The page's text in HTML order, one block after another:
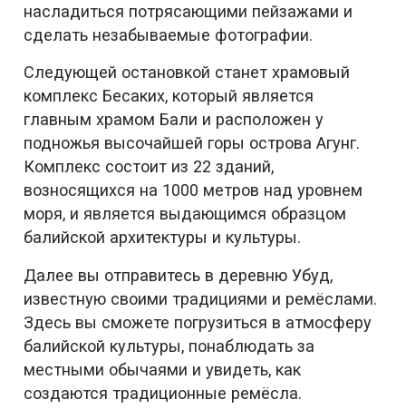
насладиться потрясающими пейзажами и
сделать незабываемые фотографии.
Следующей остановкой станет храмовый
комплекс Бесаких, который является
главным храмом Бали и расположен у
подножья высочайшей горы острова Агунг.
Комплекс состоит из 22 зданий,
возносящихся на 1000 метров над уровнем
моря, и является выдающимся образцом
балийской архитектуры и культуры.
Далее вы отправитесь в деревню Убуд,
известную своими традициями и ремёслами.
Здесь вы сможете погрузиться в атмосферу
балийской культуры, понаблюдать за
местными обычаями и увидеть, как
создаются традиционные ремёсла.